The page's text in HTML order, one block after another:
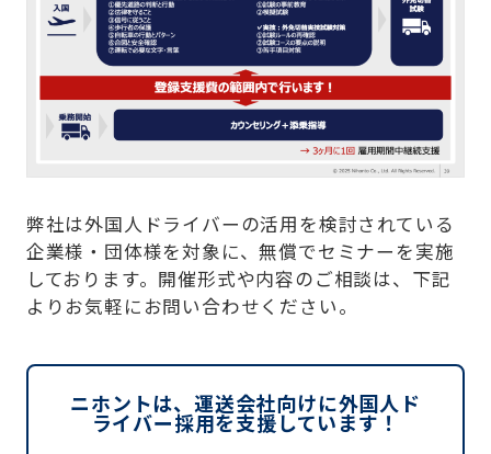
弊社は外国人ドライバーの活用を検討されている
企業様・団体様を対象に、無償でセミナーを実施
しております。開催形式や内容のご相談は、下記
よりお気軽にお問い合わせください。
ニホントは、運送会社向けに外国人ド
ライバー採用を支援しています！